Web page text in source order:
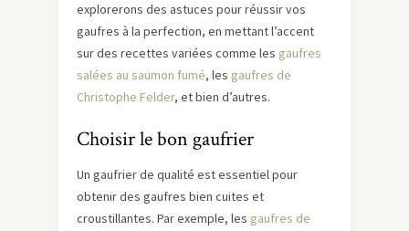
explorerons des astuces pour réussir vos
gaufres à la perfection, en mettant l’accent
sur des recettes variées comme les gaufres
salées au saumon fumé, les gaufres de
Christophe Felder, et bien d’autres.
Choisir le bon gaufrier
Un gaufrier de qualité est essentiel pour
obtenir des gaufres bien cuites et
croustillantes. Par exemple, les gaufres de